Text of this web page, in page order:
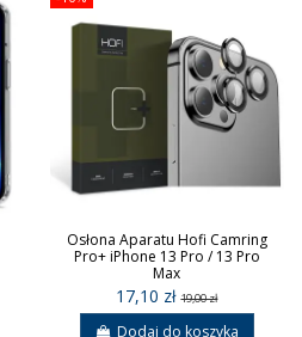
Osłona Aparatu Hofi Camring
Pro+ iPhone 13 Pro / 13 Pro
Max
17,10 zł19,00 zł
Dodaj do koszyka